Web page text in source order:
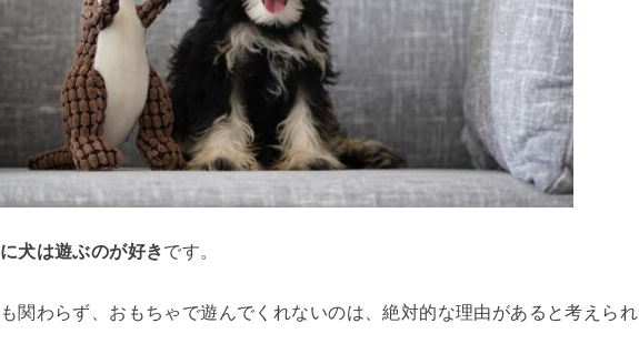
犬は遊ぶのが好きです。
関わらず、おもちゃで遊んでくれないのは、絶対的な理由があると考えられ